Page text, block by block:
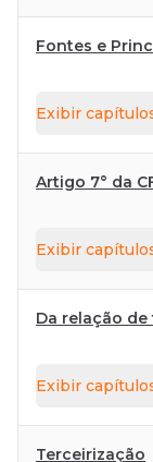
Fontes e
Exibir
Artigo 7° da
Exibir
Da relação
Exibir
Terceirização